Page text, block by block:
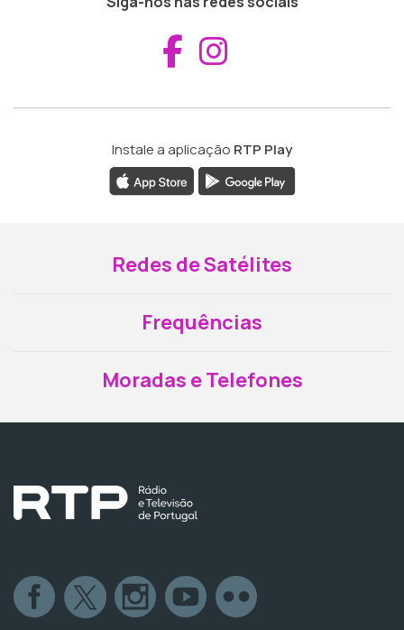
Aceder ao
Instale a aplicação RTP Play
Redes de Satélites
Frequências
Moradas e Telefones